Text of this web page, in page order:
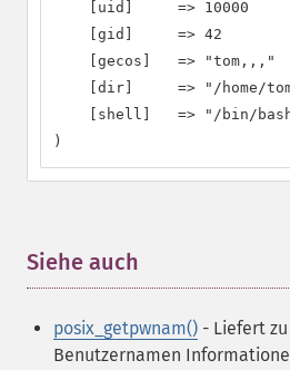
    [uid]     => 10000
    [gid]     => 42
    [gecos]   => "tom,,,"
[dir]     => "/home/
[shell]   => "/bin/
)
Siehe auch
posix_getpwnam() - Liefert
Benutzernamen